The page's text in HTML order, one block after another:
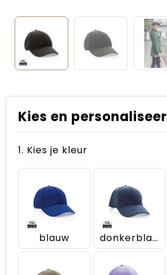
Kies en personaliseer
1. Kies je kleur
blauw donkerblauw